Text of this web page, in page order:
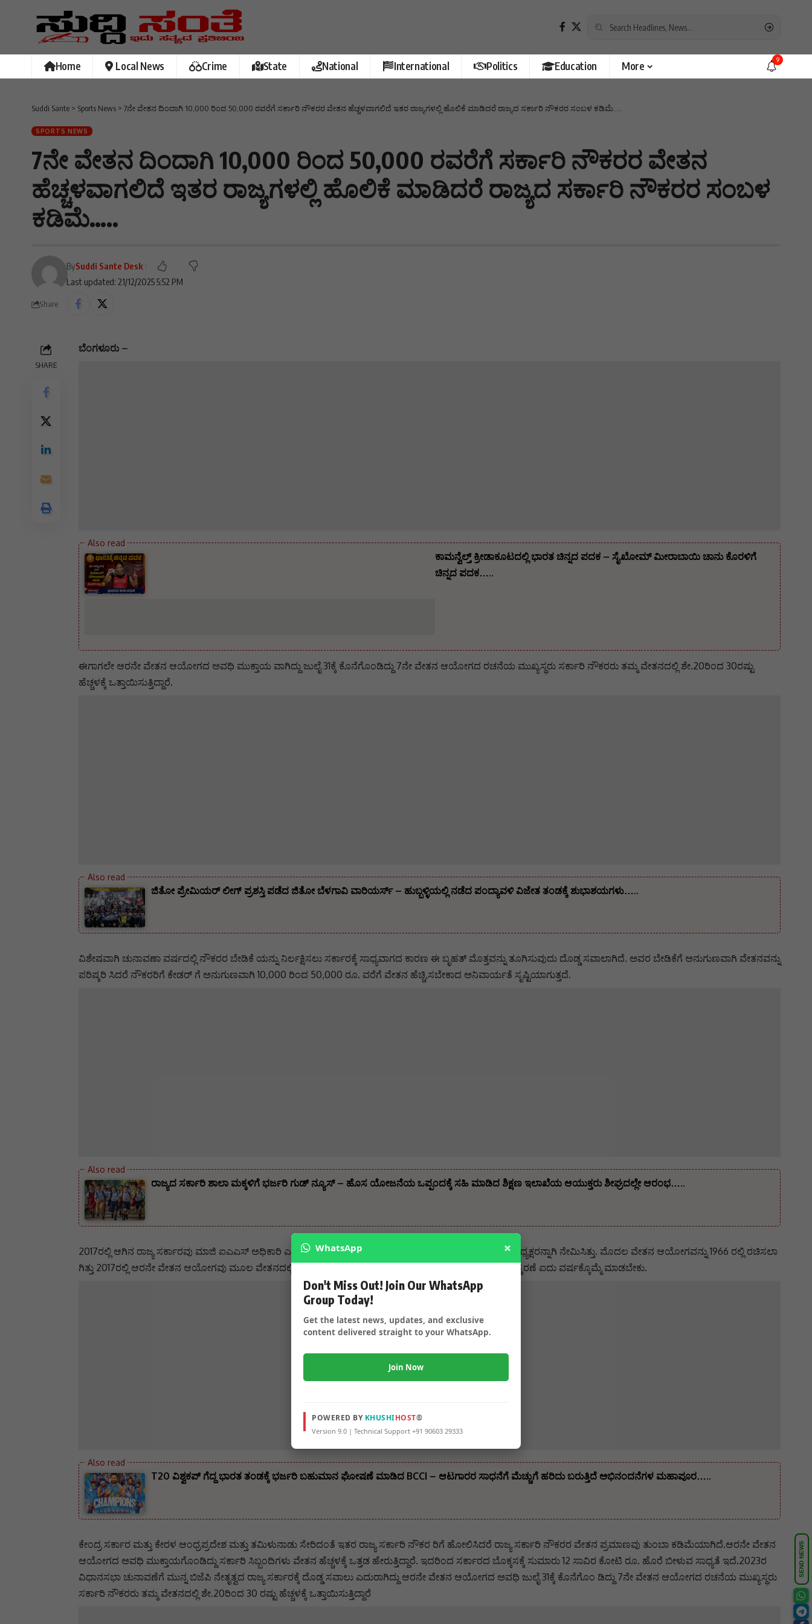
Home Local News Crime State National International Politics Education More 9
Suddi Sante > Sports News > 7ನೇ ವೇತನ ದಿಂದಾಗಿ 10,000 ರಿಂದ 50,000 ರವರೆಗೆ ಸರ್ಕಾರಿ ನೌಕರರ ವೇತನ ಹೆಚ್ಚಳವಾಗಲಿದೆ ಇತರ ರಾಜ್ಯಗಳಲ್ಲಿ ಹೊಲಿಕೆ ಮಾಡಿದರೆ ರಾಜ್ಯದ ಸರ್ಕಾರಿ ನೌಕರರ ಸಂಬಳ ಕಡಿಮೆ…..
SPORTS NEWS
7ನೇ ವೇತನ ದಿಂದಾಗಿ 10,000 ರಿಂದ 50,000 ರವರೆಗೆ ಸರ್ಕಾರಿ ನೌಕರರ ವೇತನ
ಹೆಚ್ಚಳವಾಗಲಿದೆ ಇತರ ರಾಜ್ಯಗಳಲ್ಲಿ ಹೊಲಿಕೆ ಮಾಡಿದರೆ ರಾಜ್ಯದ ಸರ್ಕಾರಿ ನೌಕರರ ಸಂಬಳ
ಕಡಿಮೆ…..
Last updated: 21/12/2025 5:52 PM
BySuddi Sante Desk
Share
SHARE
ಬೆಂಗಳೂರು –
ಕಾಮನ್ವೆಲ್ತ್ ಕ್ರೀಡಾಕೂಟದಲ್ಲಿ ಭಾರತ ಚಿನ್ನದ ಪದಕ – ಸೈಖೋಮ್ ಮೀರಾಬಾಯಿ ಚಾನು ಕೊರಳಿಗೆ
ಚಿನ್ನದ ಪದಕ…..
ಈಗಾಗಲೇ ಆರನೇ ವೇತನ ಆಯೋಗದ ಅವಧಿ ಮುಕ್ತಾಯ ವಾಗಿದ್ದು ಜುಲೈ 31ಕ್ಕೆ ಕೊನೆಗೊಂಡಿದ್ದು 7ನೇ ವೇತನ ಆಯೋಗದ ರಚನೆಯ ಮುಖ್ಯಸ್ಥರು ಸರ್ಕಾರಿ ನೌಕರರು ತಮ್ಮ ವೇತನದಲ್ಲಿ ಶೇ.20ರಿಂದ 30ರಷ್ಟು
ಹೆಚ್ಚಳಕ್ಕೆ ಒತ್ತಾಯಿಸುತ್ತಿದ್ದಾರೆ.
ಜಿತೋ ಪ್ರೇಮಿಯರ್ ಲೀಗ್ ಪ್ರಶಸ್ತಿ ಪಡೆದ ಜಿತೋ ಬೆಳಗಾವಿ ವಾರಿಯರ್ಸ್ – ಹುಬ್ಬಳ್ಳಿಯಲ್ಲಿ ನಡೆದ ಪಂದ್ಯಾವಳಿ ವಿಜೇತ ತಂಡಕ್ಕೆ ಶುಭಾಶಯಗಳು…..
ವಿಶೇಷವಾಗಿ ಚುನಾವಣಾ ವರ್ಷದಲ್ಲಿ ನೌಕರರ ಬೇಡಿಕೆ ಯನ್ನು ನಿರ್ಲಕ್ಷಿಸಲು ಸರ್ಕಾರಕ್ಕೆ ಸಾಧ್ಯವಾಗದ ಕಾರಣ ಈ ಬೃಹತ್ ಮೊತ್ತವನ್ನು ತೂಗಿಸುವುದು ದೊಡ್ಡ ಸವಾಲಾಗಿದೆ. ಅವರ ಬೇಡಿಕೆಗೆ ಅನುಗುಣವಾಗಿ ವೇತನವನ್ನು
ಪರಿಷ್ಕರಿ ಸಿದರೆ ನೌಕರರಿಗೆ ಕೇಡರ್ ಗೆ ಅನುಗುಣವಾಗಿ 10,000 ರಿಂದ 50,000 ರೂ. ವರೆಗೆ ವೇತನ ಹೆಚ್ಚಿ,ಸಬೇಕಾದ ಅನಿವಾರ್ಯತೆ ಸೃಷ್ಟಿಯಾಗುತ್ತದೆ.
ರಾಜ್ಯದ ಸರ್ಕಾರಿ ಶಾಲಾ ಮಕ್ಕಳಿಗೆ ಭರ್ಜರಿ ಗುಡ್ ನ್ಯೂಸ್ – ಹೊಸ ಯೋಜನೆಯ ಒಪ್ಪಂದಕ್ಕೆ ಸಹಿ ಮಾಡಿದ ಶಿಕ್ಷಣ ಇಲಾಖೆಯ ಆಯುಕ್ತರು ಶೀಘ್ರದಲ್ಲೇ ಆರಂಭ…..
2017ರಲ್ಲಿ ಆಗಿನ ರಾಜ್ಯ ಸರ್ಕಾರವು ಮಾಜಿ ಐಎಎಸ್ ಅಧಿಕಾರಿ ಎಂಆರ್ ಶ್ರೀನಿವಾಸ ಮೂರ್ತಿ ಅವರನ್ನು ಆರನೇ ವೇತನ ಆಯೋಗದ ಅಧ್ಯಕ್ಷರನ್ನಾಗಿ ನೇಮಿಸಿತ್ತು. ಮೊದಲ ವೇತನ ಆಯೋಗವನ್ನು 1966 ರಲ್ಲಿ ರಚಿಸಲಾ
ಗಿತ್ತು 2017ರಲ್ಲಿ ಆರನೇ ವೇತನ ಆಯೋಗವು ಮೂಲ ವೇತನದಲ್ಲಿ ಶೇ.29ರಷ್ಟು ವೇತನ ಪರಿಷ್ಕರಣೆಗೆ ಶಿಫಾರಸು ಮಾಡಿತ್ತು ವೇತನ ಪರಿಷ್ಕರಣೆ ಐದು ವರ್ಷಕ್ಕೊಮ್ಮೆ ಮಾಡಬೇಕು.
T20 ವಿಶ್ವಕಪ್ ಗೆದ್ದ ಭಾರತ ತಂಡಕ್ಕೆ ಭರ್ಜರಿ ಬಹುಮಾನ ಘೋಷಣೆ ಮಾಡಿದ BCCI – ಆಟಗಾರರ ಸಾಧನೆಗೆ ಮೆಚ್ಚುಗೆ ಹರಿದು ಬರುತ್ತಿದೆ ಅಭಿನಂದನೆಗಳ ಮಹಾಪೂರ…..
ಕೇಂದ್ರ ಸರ್ಕಾರ ಮತ್ತು ಕೇರಳ ಆಂಧ್ರಪ್ರದೇಶ ಮತ್ತು ತಮಿಳುನಾಡು ಸೇರಿದಂತೆ ಇತರ ರಾಜ್ಯ ಸರ್ಕಾರಿ ನೌಕರ ರಿಗೆ ಹೋಲಿಸಿದರೆ ರಾಜ್ಯ ಸರ್ಕಾರಿ ನೌಕರರ ವೇತನ ಪ್ರಮಾಣವು ತುಂಬಾ ಕಡಿಮೆಯಾಗಿದೆ.ಆರನೇ ವೇತನ
ಆಯೋಗದ ಅವಧಿ ಮುಕ್ತಾಯಗೊಂಡಿದ್ದು ಸರ್ಕಾರಿ ಸಿಬ್ಬಂದಿಗಳು ವೇತನ ಹೆಚ್ಚಳಕ್ಕೆ ಒತ್ತಡ ಹೇರುತ್ತಿದ್ದಾರೆ. ಇದರಿಂದ ಸರ್ಕಾರದ ಬೊಕ್ಕಸಕ್ಕೆ ಸುಮಾರು 12 ಸಾವಿರ ಕೋಟಿ ರೂ. ಹೊರೆ ಬೀಳುವ ಸಾಧ್ಯತೆ ಇದೆ.2023ರ
ವಿಧಾನಸಭಾ ಚುನಾವಣೆಗೆ ಮುನ್ನ ಬಿಜೆಪಿ ನೇತೃತ್ವದ ರಾಜ್ಯ ಸರ್ಕಾರಕ್ಕೆ ದೊಡ್ಡ ಸವಾಲು ಎದುರಾಗಿದ್ದು ಆರನೇ ವೇತನ ಆಯೋಗದ ಅವಧಿ ಜುಲೈ 31ಕ್ಕೆ ಕೊನೆಗೊಂ ಡಿದ್ದು 7ನೇ ವೇತನ ಆಯೋಗದ ರಚನೆಯ ಮುಖ್ಯಸ್ಥರು
ಸರ್ಕಾರಿ ನೌಕರರು ತಮ್ಮ ವೇತನದಲ್ಲಿ ಶೇ.20ರಿಂದ 30 ರಷ್ಟು ಹೆಚ್ಚಳಕ್ಕೆ ಒತ್ತಾಯಿಸುತ್ತಿದ್ದಾರೆ
SEND NEWS
WhatsApp ×
Don't Miss Out! Join Our WhatsApp
Group Today!
Get the latest news, updates, and exclusive
content delivered straight to your WhatsApp.
Join Now
POWERED BY KHUSHIHOST®
Version 9.0 | Technical Support +91 90603 29333